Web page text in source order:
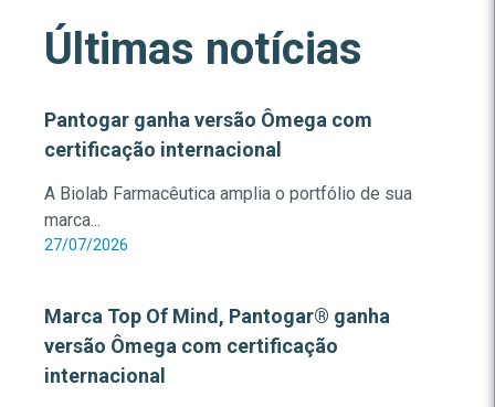
Últimas notícias
Pantogar ganha versão Ômega com
certificação internacional
A Biolab Farmacêutica amplia o portfólio de sua
marca...
27/07/2026
Marca Top Of Mind, Pantogar® ganha
versão Ômega com certificação
internacional